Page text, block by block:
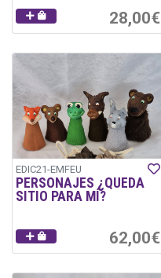
28,00€
EDIC21-EMFEU
PERSONAJES ¿QUEDA
SITIO PARA MÍ?
62,00€